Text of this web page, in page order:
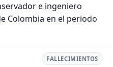
e ingeniero
Colombia en el periodo
FALLECIMIENTOS